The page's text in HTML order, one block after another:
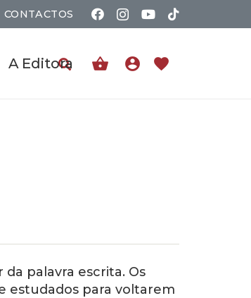
CONTACTOS
A Editora shopping_basket account_circle favorite
palavra escrita. Os
estudados para voltarem